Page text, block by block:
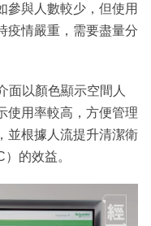
參與人數較少，但使用
疫情嚴重，需要盡量分
面以顏色顯示空間人
使用率較高，方便管理
並根據人流提升清潔衛
的效益。